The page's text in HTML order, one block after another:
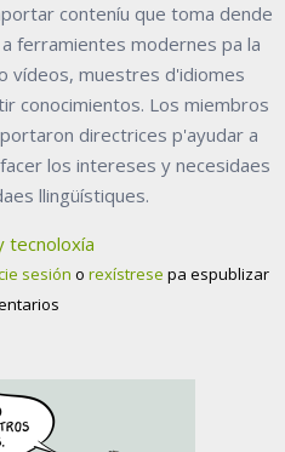
conteníu que toma dende
ferramientes modernes pa la
vídeos, muestres d'idiomes
conocimientos. Los miembros
directrices p'ayudar a
los intereses y necesidaes
llingüístiques.
tecnoloxía
sesión o rexístrese pa espublizar